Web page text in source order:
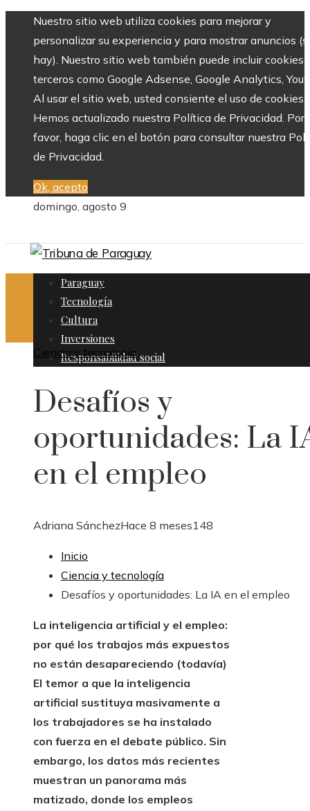
Nuestro sitio web utiliza cookies para mejorar y
personalizar su experiencia y para mostrar anuncios
hay). Nuestro sitio web también puede incluir cookies
terceros como Google Adsense, Google Analytics,
Al usar el sitio web, usted consiente el uso de cookies.
Hemos actualizado nuestra Política de Privacidad. Por
favor, haga clic en el botón para consultar nuestra
de Privacidad.
Ok, acepto
domingo, agosto 9
Paraguay
Tecnología
Cultura
Inversiones
Responsabilidad social
Ciencia y tecnología
Desafíos y
oportunidades: La
en el empleo
Adriana SánchezHace 8 meses148
Inicio
Ciencia y tecnología
Desafíos y oportunidades: La IA en el empleo
La inteligencia artificial y el empleo:
por qué los trabajos más expuestos
no están desapareciendo (todavía)
El temor a que la inteligencia
artificial sustituya masivamente a
los trabajadores se ha instalado
con fuerza en el debate público. Sin
embargo, los datos más recientes
muestran un panorama más
matizado, donde los empleos